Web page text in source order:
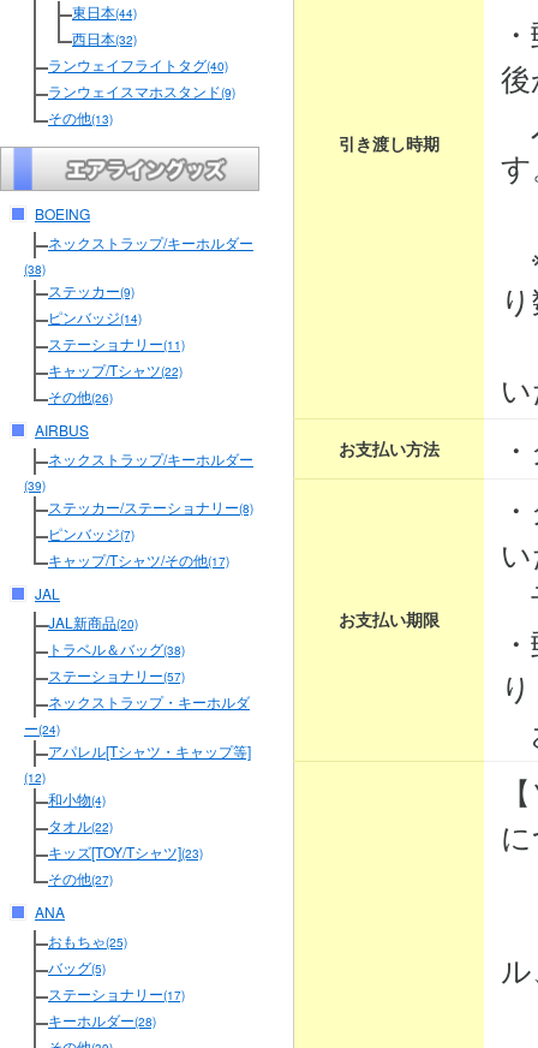
東日本(44)
西日本(32)
ランウェイフライトタグ(40)
ランウェイスマホスタンド(9)
その他(13)
BOEING
ネックストラップ/キーホルダー
(38)
ステッカー(9)
ピンバッジ(14)
ステーショナリー(11)
キャップ/Tシャツ(22)
その他(26)
AIRBUS
ネックストラップ/キーホルダー
(39)
ステッカー/ステーショナリー(8)
ピンバッジ(7)
キャップ/Tシャツ/その他(17)
JAL
JAL新商品(20)
トラベル＆バッグ(38)
ステーショナリー(57)
ネックストラップ・キーホルダ
ー(24)
アパレル[Tシャツ・キャップ等]
(12)
和小物(4)
タオル(22)
キッズ[TOY/Tシャツ](23)
その他(27)
ANA
おもちゃ(25)
バッグ(5)
ステーショナリー(17)
キーホルダー(28)
引き渡し時期
お支払い方法
お支払い期限